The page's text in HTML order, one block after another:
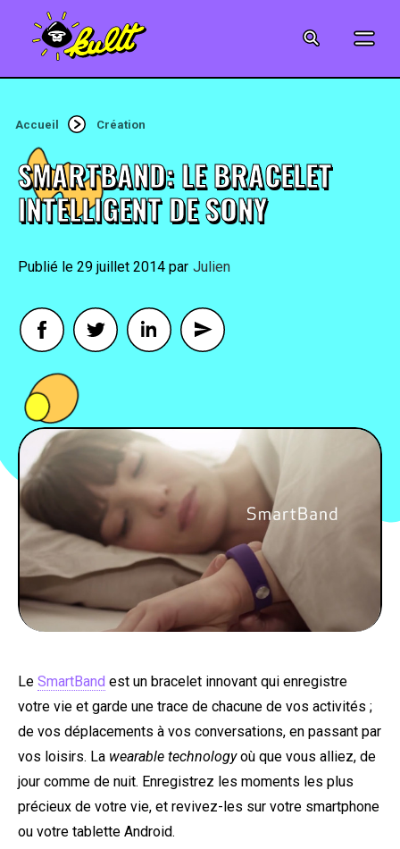
MUSIQUE
JEUX-VIDÉO
PEOPLE
FOOD
BONS PLANS
SOUTENEZ KULTT
Accueil Création
SMARTBAND: LE BRACELET
INTELLIGENT DE SONY
29 juillet 2014 By Julien
Le SmartBand est un bracelet innovant qui enregistre
votre vie et garde une trace de chacune de vos activités ;
de vos déplacements à vos conversations, en passant par
vos loisirs. La wearable technologyoù que vous alliez, de
jour comme de nuit. Enregistrez les moments les plus
précieux de votre vie, et revivez-les sur votre smartphone
ou votre tablette Android.